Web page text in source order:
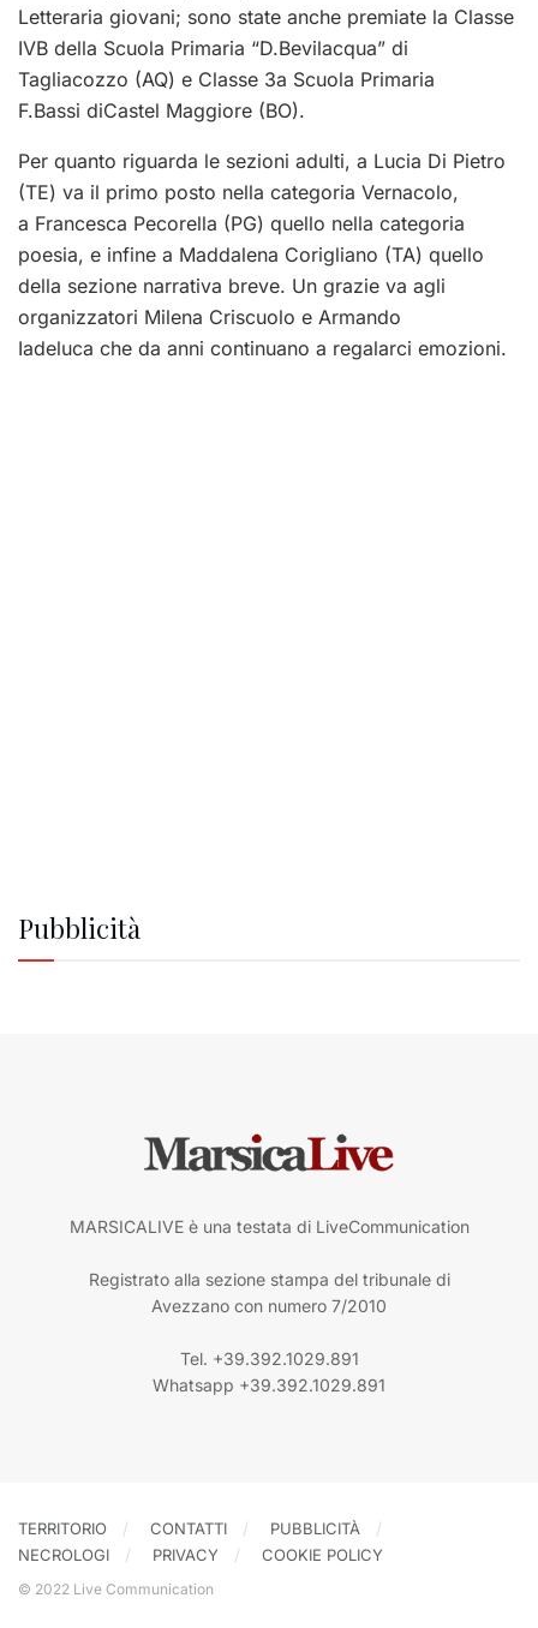
Letteraria giovani; sono state anche premiate la Classe
IVB della Scuola Primaria “D.Bevilacqua” di
Tagliacozzo (AQ) e Classe 3a Scuola Primaria
F.Bassi diCastel Maggiore (BO).
Per quanto riguarda le sezioni adulti, a Lucia Di Pietro
(TE) va il primo posto nella categoria Vernacolo,
a Francesca Pecorella (PG) quello nella categoria
poesia, e infine a Maddalena Corigliano (TA) quello
della sezione narrativa breve. Un grazie va agli
organizzatori Milena Criscuolo e Armando
Iadeluca che da anni continuano a regalarci emozioni.
Pubblicità
MARSICALIVE è una testata di LiveCommunication
Registrato alla sezione stampa del tribunale di
Avezzano con numero 7/2010
Tel. +39.392.1029.891
Whatsapp +39.392.1029.891
TERRITORIO CONTATTI
PUBBLICITÀ
NECROLOGI
PRIVACY COOKIE POLICY
© 2022 Live Communication